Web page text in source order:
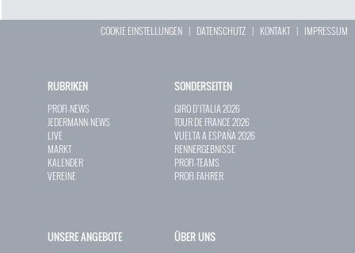
COOKIE EINSTELLUNGEN | DATENSCHUTZ | KONTAKT| IMPRESSUM
RUBRIKEN
PROFI-NEWS
JEDERMANN-NEWS
LIVE
MARKT
KALENDER
VEREINE
SONDERSEITEN
GIRO D`ITALIA 2026
TOUR DE FRANCE 2026
VUELTA A ESPAÑA 2026
RENNERGEBNISSE
PROFI-TEAMS
PROFI-FAHRER
UNSERE ANGEBOTE ÜBER UNS